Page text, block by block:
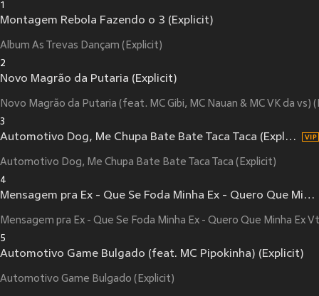
1
Montagem Rebola Fazendo o 3 (Explicit)
Album As Trevas Dançam (Explicit)
2
Novo Magrão da Putaria (Explicit)
Novo Magrão da Putaria (feat. MC Gibi, MC Nauan & MC VK da vs)
3
Automotivo Dog, Me Chupa Bate Bate Taca Taca (Explicit)
Automotivo Dog, Me Chupa Bate Bate Taca Taca (Explicit)
4
Mensagem pra Ex - Que Se Foda Minha Ex - Quero Que Minha Ex Vtmnc
Mensagem pra Ex - Que Se Foda Minha Ex - Quero Que Minha Ex
5
Automotivo Game Bulgado (feat. MC Pipokinha) (Explicit)
Automotivo Game Bulgado (Explicit)